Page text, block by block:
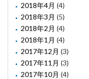
2018年4月 (4)
2018年3月 (5)
2018年2月 (4)
2018年1月 (4)
2017年12月 (3)
2017年11月 (3)
2017年10月 (4)